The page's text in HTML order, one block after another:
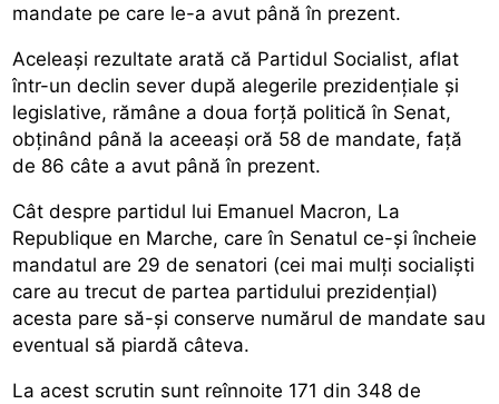
mandate pe care le-a avut până în prezent.
Aceleași rezultate arată că Partidul Socialist, aflat
într-un declin sever după alegerile prezidențiale și
legislative, rămâne a doua forță politică în Senat,
obținând până la aceeași oră 58 de mandate, față
de 86 câte a avut până în prezent.
Cât despre partidul lui Emanuel Macron, La
Republique en Marche, care în Senatul ce-și încheie
mandatul are 29 de senatori (cei mai mulți socialiști
care au trecut de partea partidului prezidențial)
acesta pare să-și conserve numărul de mandate sau
eventual să piardă câteva.
La acest scrutin sunt reînnoite 171 din 348 de